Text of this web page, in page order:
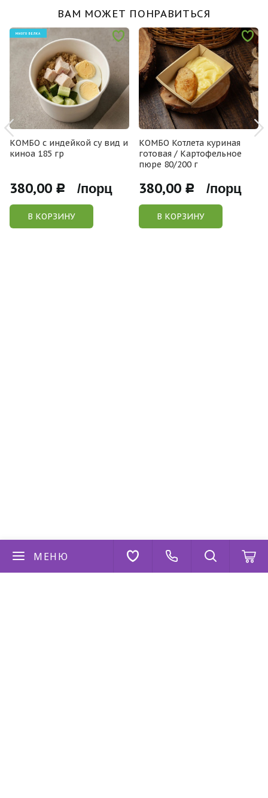
МЕНЮ
ВАМ МОЖЕТ ПОНРАВИТЬСЯ
МНОГО БЕЛКА
КОМБО с индейкой су вид и
киноа 185 гр
380,00 Р /порц
В КОРЗИНУ
КОМБО Котлета куриная
готовая / Картофельное
пюре 80/200 г
380,00 Р /порц
В КОРЗИНУ